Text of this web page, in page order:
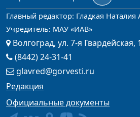
Главный редактор: Гладкая Наталия
Учредитель: МАУ «ИАВ»
Волгоград, ул. 7-я Гвардейская,
(8442) 24-31-41
glavred@gorvesti.ru
Редакция
Официальные документы